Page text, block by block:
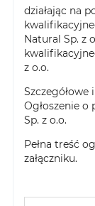
działając na
Natural Sp. z
z o.o.
Szczegółowe
Ogłoszenie o
Sp. z o.o.
Pełna treść
załączniku.